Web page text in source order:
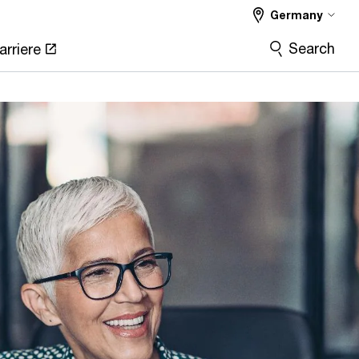
Germany
Search